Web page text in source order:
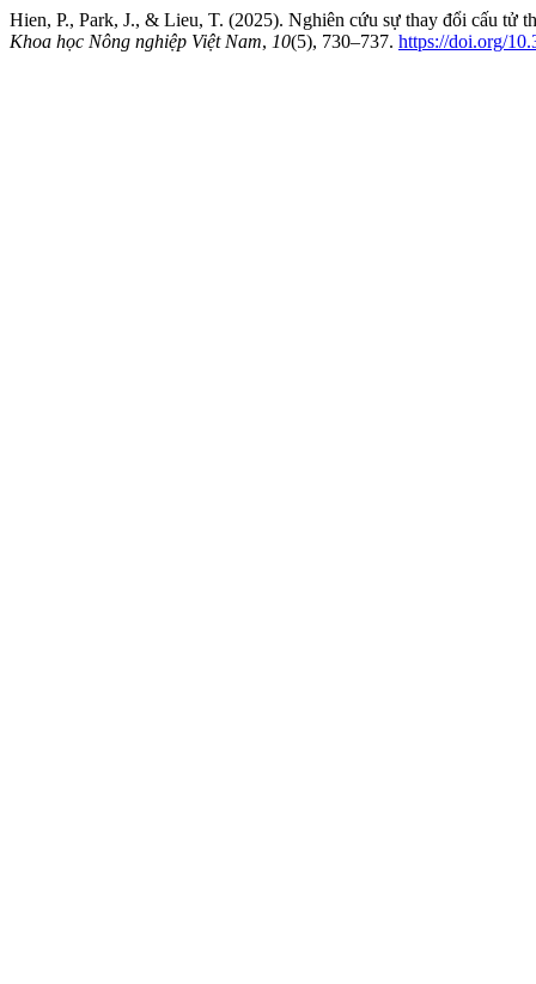
Hien, P., Park, J., & Lieu, T. (2025). Nghiên cứu sự thay đổi cấu tử
Khoa học Nông nghiệp Việt Nam, 10(5), 730–737. https://doi.org/